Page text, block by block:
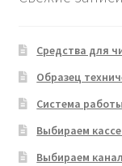
Средства для
Образец
Система
Выбираем
Выбираем